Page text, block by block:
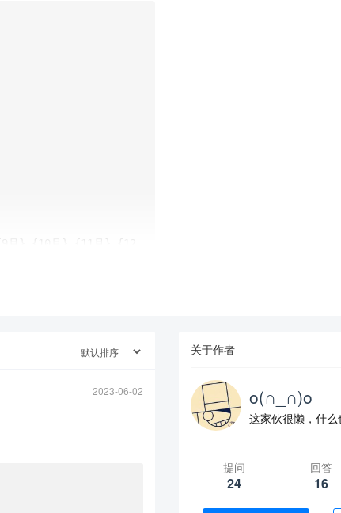
2023-06-02
关于作者
o(∩_∩)o
这家伙很懒，什么
提问
24
回答
16